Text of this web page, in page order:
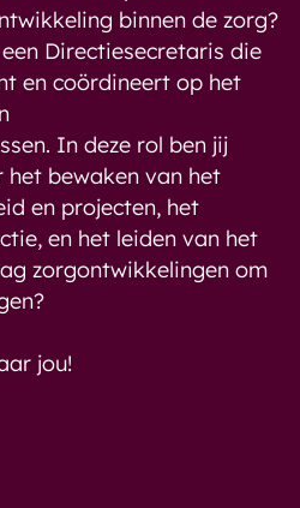
binnen de zorg?
Directiesecretaris die
en coördineert op het
In deze rol ben jij
bewaken van het
en projecten, het
en het leiden van het
zorgontwikkelingen om
jou!